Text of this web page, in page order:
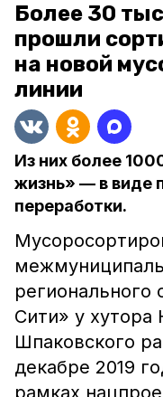
Более 30
прошли
на новой
линии
Из них более
жизнь» — в виде
переработки.
Сити» у хутора
Шпаковского
декабре 2019
рамках